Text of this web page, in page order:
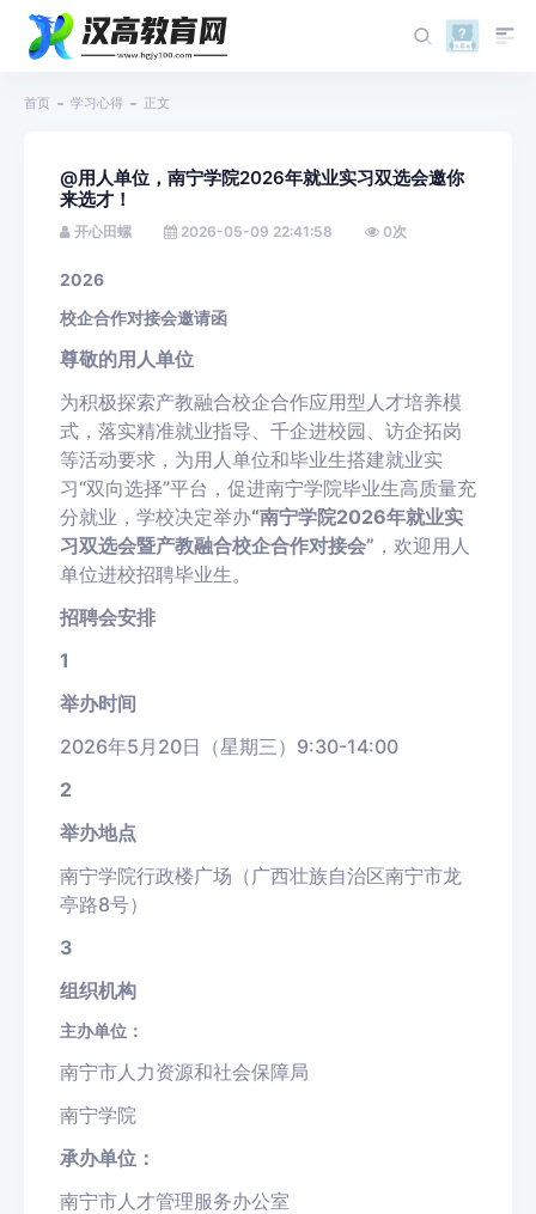
首页 学习心得 正文
@用人单位，南宁学院2026年就业实习双选会邀你
来选才！
开心田螺 2026-05-09 22:41:58 0次
2026
校企合作对接会邀请函
尊敬的用人单位
为积极探索产教融合校企合作应用型人才培养模
式，落实精准就业指导、千企进校园、访企拓岗
等活动要求，为用人单位和毕业生搭建就业实
习“双向选择”平台，促进南宁学院毕业生高质量充
分就业，学校决定举办“南宁学院2026年就业实
习双选会暨产教融合校企合作对接会” ，欢迎用人
单位进校招聘毕业生。
招聘会安排
1
举办时间
2026年5月20日（星期三）9:30-14:00
2
举办地点
南宁学院行政楼广场（广西壮族自治区南宁市龙
亭路8号）
3
组织机构
主办单位：
南宁市人力资源和社会保障局
南宁学院
承办单位：
南宁市人才管理服务办公室